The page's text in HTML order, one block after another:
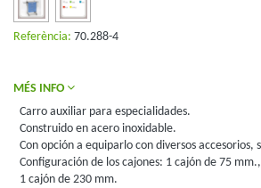
Referència: 70.288-4
MÉS INFO
Carro auxiliar para especialidades.
Construido en acero inoxidable.
Con opción a equiparlo con diversos accesorios,
Configuración de los cajones: 1 cajón de 75
1 cajón de 230 mm.